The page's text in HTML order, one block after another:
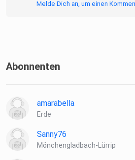
Melde Dich an, um einen
Abonnenten
amarabella
Erde
Sanny76
Mönchengladbach-Lürrip